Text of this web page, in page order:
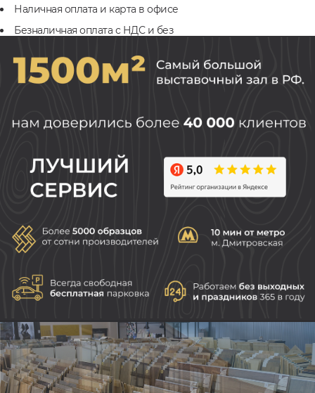
Наличная оплата и карта в офисе
Безналичная оплата с НДС и без